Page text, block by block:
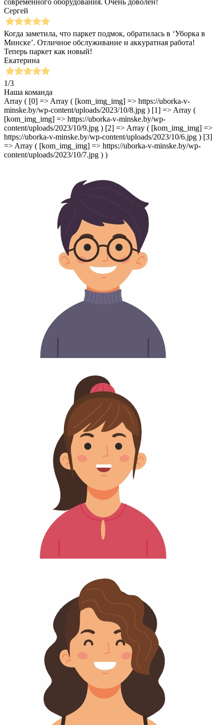
современного оборудования. Очень доволен!
Сергей
Когда заметила, что паркет подмок, обратилась в ‘Уборка в
Минске’. Отличное обслуживание и аккуратная работа!
Теперь паркет как новый!
Екатерина
1/3
Наша команда
Array ( [0] => Array ( [kom_img_img] => https://uborka-v-
minske.by/wp-content/uploads/2023/10/8.jpg ) [1] => Array (
[kom_img_img] => https://uborka-v-minske.by/wp-
content/uploads/2023/10/9.jpg ) [2] => Array ( [kom_img_img] =>
https://uborka-v-minske.by/wp-content/uploads/2023/10/6.jpg ) [3]
=> Array ( [kom_img_img] => https://uborka-v-minske.by/wp-
content/uploads/2023/10/7.jpg ) )